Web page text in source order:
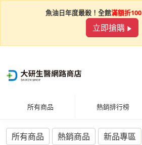
魚油日年度最殺！全館滿額折100
立即搶購
所有商品 熱銷排行榜
所有商品 熱銷商品 新品專區